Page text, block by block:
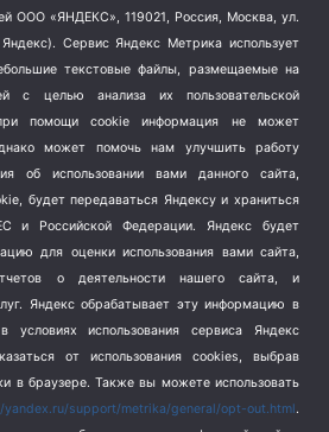
ООО «ЯНДЕКС», 119021, Россия, Москва, ул.
Сервис Яндекс Метрика использует
текстовые файлы, размещаемые на
с целью анализа их пользовательской
помощи cookie информация не может
может помочь нам улучшить работу
об использовании вами данного сайта,
будет передаваться Яндексу и храниться
и Российской Федерации. Яндекс будет
для оценки использования вами сайта,
о деятельности нашего сайта, и
Яндекс обрабатывает эту информацию в
условиях использования сервиса Яндекс
от использования cookies, выбрав
в браузере. Также вы можете использовать
yandex.ru/support/metrika/general/opt-out.html.